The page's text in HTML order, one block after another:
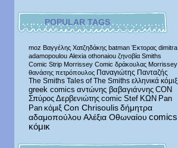
POPULAR TAGS
moz Βαγγέλης Χατζηδάκης batman Έκτορας dimitra
adamopoulou Alexia othonaiou ζηνοβία Smiths
Comic Strip Morrissey Comic δράκουλας Morrissey
θανάσης πετρόπουλος Παναγιώτης Πανταζής
The Smiths Tales of The Smiths ελληνικά κόμιξ
greek comics αντώνης βαβαγιάννης CON
Σπύρος Δερβενιώτης comic Stef ΚΩΝ Pan
Pan κόμιξ Con Chrisoulis δήμητρα
αδαμοπούλου Αλέξια Οθωναίου comics
κόμικ